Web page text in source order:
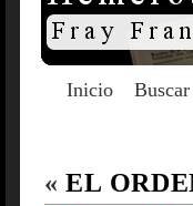
Inicio Buscar
« EL